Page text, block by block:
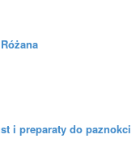
i preparaty do paznokci